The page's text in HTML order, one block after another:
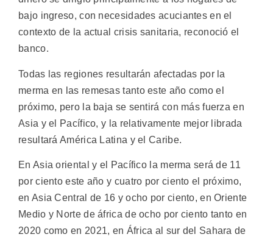
bajo ingreso, con necesidades acuciantes en el
contexto de la actual crisis sanitaria, reconoció el
banco.
Todas las regiones resultarán afectadas por la
merma en las remesas tanto este año como el
próximo, pero la baja se sentirá con más fuerza en
Asia y el Pacífico, y la relativamente mejor librada
resultará América Latina y el Caribe.
En Asia oriental y el Pacífico la merma será de 11
por ciento este año y cuatro por ciento el próximo,
en Asia Central de 16 y ocho por ciento, en Oriente
Medio y Norte de áfrica de ocho por ciento tanto en
2020 como en 2021, en África al sur del Sahara de